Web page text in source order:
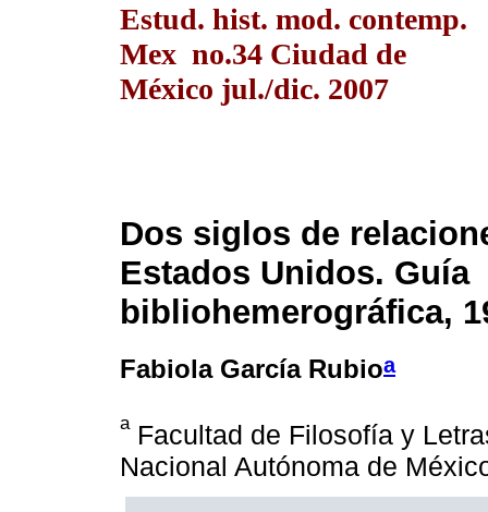
Estud. hist. mod. contemp.
Mex no.34 Ciudad de
México jul./dic. 2007
Dos siglos de
Estados Unidos. Guía
bibliohemerográfica,
Fabiola García Rubioa
aFacultad de Filosofía y
Nacional Autónoma de